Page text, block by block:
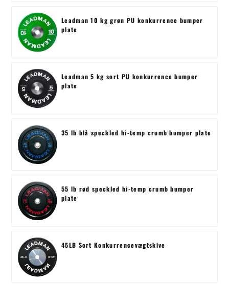
Leadman 10 kg grøn PU konkurrence bumper
plate
Leadman 5 kg sort PU konkurrence bumper
plate
35 lb blå speckled hi-temp crumb bumper plate
55 lb rød speckled hi-temp crumb bumper
plate
45LB Sort Konkurrencevægtskive